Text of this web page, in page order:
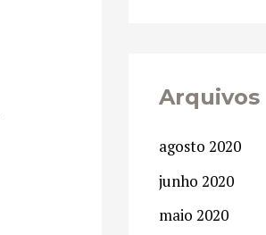
u
s
a
r
Arquivos
agosto 2020
junho 2020
maio 2020